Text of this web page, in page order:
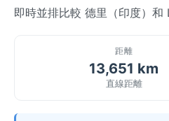
即時並排比較 德里（印度）和
距離
13,651 km
直線距離